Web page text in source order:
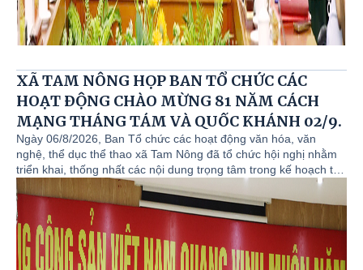
XÃ TAM NÔNG HỌP BAN TỔ CHỨC CÁC
HOẠT ĐỘNG CHÀO MỪNG 81 NĂM CÁCH
MẠNG THÁNG TÁM VÀ QUỐC KHÁNH 02/9.
Ngày 06/8/2026, Ban Tổ chức các hoạt động văn hóa, văn
nghệ, thể dục thể thao xã Tam Nông đã tổ chức hội nghị nhằm
triển khai, thống nhất các nội dung trọng tâm trong kế hoạch tổ
chức chuỗi hoạt động chào mừng kỷ niệm 81 năm Cách mạng
Tháng Tám thành công (19/8/1945 - 19/8/2026) và Quốc khánh
nước Cộng hòa xã hội chủ nghĩa Việt Nam (02/9/1945 -
02/9/2026). Đồng chí Cao Thị Thu Phương - UVBTV, Phó Chủ
tịch UBND xã Tam Nông chủ trì hội nghị. Cùng tham dự buổi
họp có đồng chí Nguyễn Khắc Long - UVBTV, Chủ tịch